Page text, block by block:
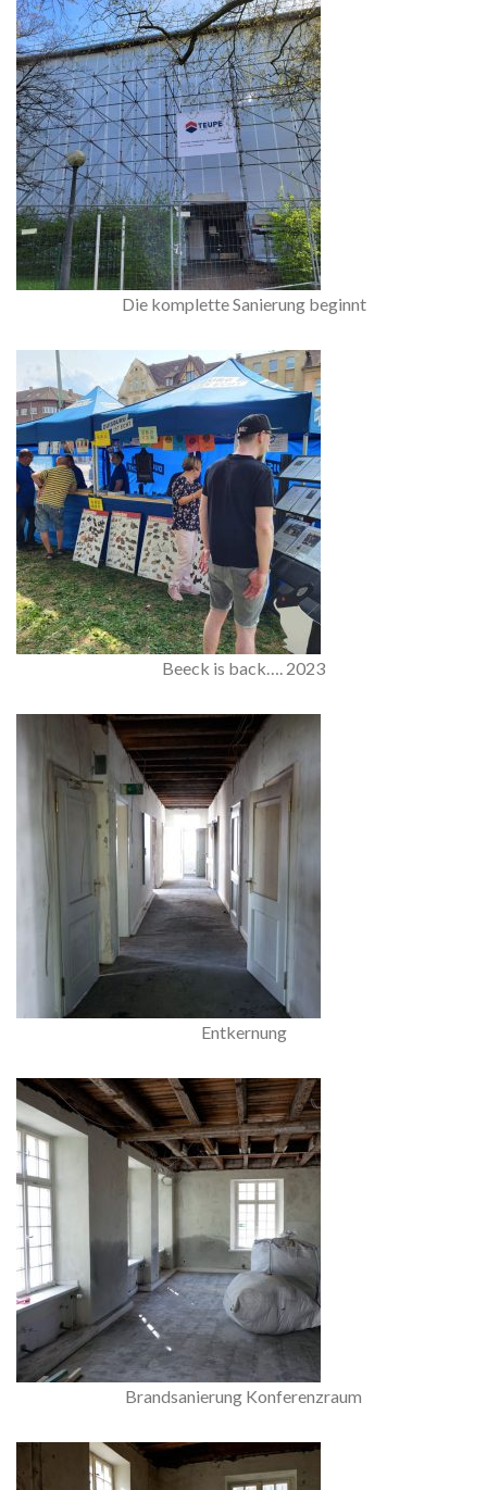
Die komplette Sanierung beginnt
Beeck is back…. 2023
Entkernung
Brandsanierung Konferenzraum